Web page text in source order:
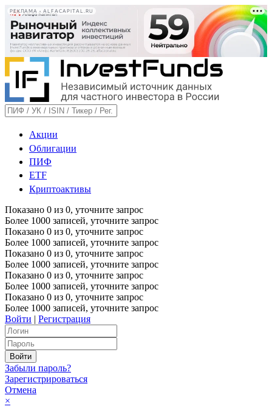
РЕКЛАМА • ALFACAPITAL.RU
Акции
Облигации
ПИФ
ETF
Криптоактивы
Показано 0 из 0, уточните запрос
Более 1000 записей, уточните запрос
Показано 0 из 0, уточните запрос
Более 1000 записей, уточните запрос
Показано 0 из 0, уточните запрос
Более 1000 записей, уточните запрос
Показано 0 из 0, уточните запрос
Более 1000 записей, уточните запрос
Показано 0 из 0, уточните запрос
Более 1000 записей, уточните запрос
Войти | Регистрация
Забыли пароль?
Зарегистрироваться
Отмена
×